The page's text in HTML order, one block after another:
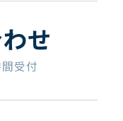
せ
間受付